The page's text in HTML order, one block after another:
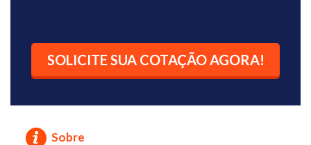
SOLICITE SUA COTAÇÃO AGORA!
Sobre